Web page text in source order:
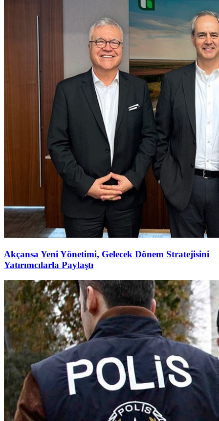
Akçansa Yeni Yönetimi, Gelecek Dönem Stratejisini
Yatırımcılarla Paylaştı